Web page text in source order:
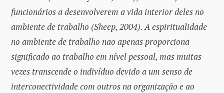
funcionários a desenvolverem a vida interior deles no
ambiente de trabalho (Sheep, 2004). A espiritualidade
no ambiente de trabalho não apenas proporciona
significado ao trabalho em nível pessoal, mas muitas
vezes transcende o indivíduo devido a um senso de
interconectividade com outros na organização e ao